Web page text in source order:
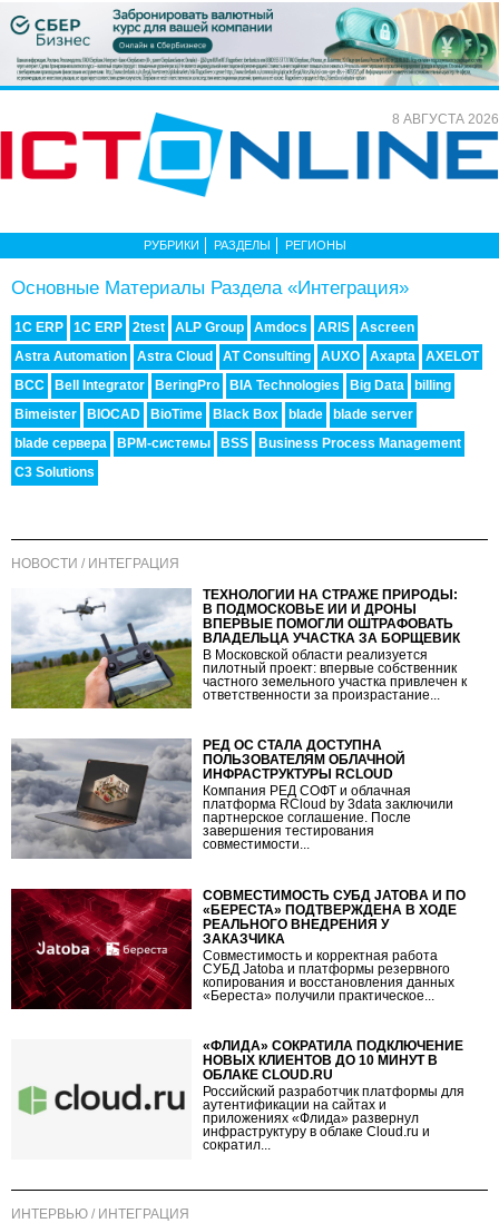
8 АВГУСТА 2026
РУБРИКИ РАЗДЕЛЫ РЕГИОНЫ
Основные Материалы Раздела «Интеграция»
1C ERP 1С ERP 2test ALP Group Amdocs ARIS
Ascreen
Astra Automation
Astra Cloud AT Consulting AUXO Axapta
AXELOT
BCC
Bell Integrator BeringPro BIA Technologies Big Data
billing
Bimeister
BIOCAD BioTime Black Box blade
blade server
blade сервера
BPM-системы BSS
Business Process Management
C3 Solutions
НОВОСТИ / ИНТЕГРАЦИЯ
ТЕХНОЛОГИИ НА СТРАЖЕ ПРИРОДЫ:
В ПОДМОСКОВЬЕ ИИ И ДРОНЫ
ВПЕРВЫЕ ПОМОГЛИ ОШТРАФОВАТЬ
ВЛАДЕЛЬЦА УЧАСТКА ЗА БОРЩЕВИК
В Московской области реализуется
пилотный проект: впервые собственник
частного земельного участка привлечен к
ответственности за произрастание...
РЕД ОС СТАЛА ДОСТУПНА
ПОЛЬЗОВАТЕЛЯМ ОБЛАЧНОЙ
ИНФРАСТРУКТУРЫ RCLOUD
Компания РЕД СОФТ и облачная
платформа RCloud by 3data заключили
партнерское соглашение. После
завершения тестирования
совместимости...
СОВМЕСТИМОСТЬ СУБД JATOBA И ПО
«БЕРЕСТА» ПОДТВЕРЖДЕНА В ХОДЕ
РЕАЛЬНОГО ВНЕДРЕНИЯ У
ЗАКАЗЧИКА
Совместимость и корректная работа
СУБД Jatoba и платформы резервного
копирования и восстановления данных
«Береста» получили практическое...
«ФЛИДА» СОКРАТИЛА ПОДКЛЮЧЕНИЕ
НОВЫХ КЛИЕНТОВ ДО 10 МИНУТ В
ОБЛАКЕ CLOUD.RU
Российский разработчик платформы для
аутентификации на сайтах и
приложениях «Флида» развернул
инфраструктуру в облаке Cloud.ru и
сократил...
ИНТЕРВЬЮ / ИНТЕГРАЦИЯ